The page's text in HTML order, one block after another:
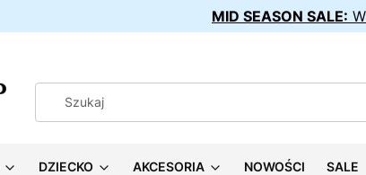
MID SEASON SALE:
DZIECKO AKCESORIA NOWOŚCI SALE